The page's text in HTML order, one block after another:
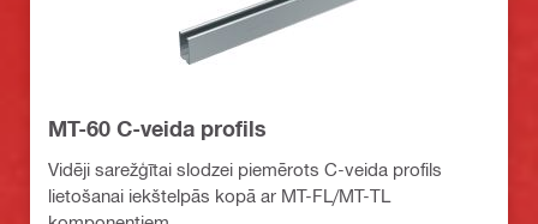
MT-60 C-veida profils
Vidēji sarežģītai slodzei piemērots C-veida profils
lietošanai iekštelpās kopā ar MT-FL/MT-TL